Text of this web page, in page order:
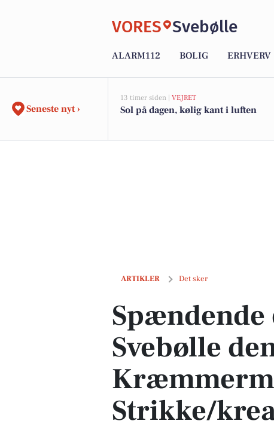
VORES Svebølle
ALARM112 BOLIG ERHVERV
Seneste nyt ›
13 timer siden | VEJRET
Sol på dagen, kølig kant i luften
ARTIKLER Det sker
Spændende events i Svebølle denne
Spændende
Svebølle
Strikke/